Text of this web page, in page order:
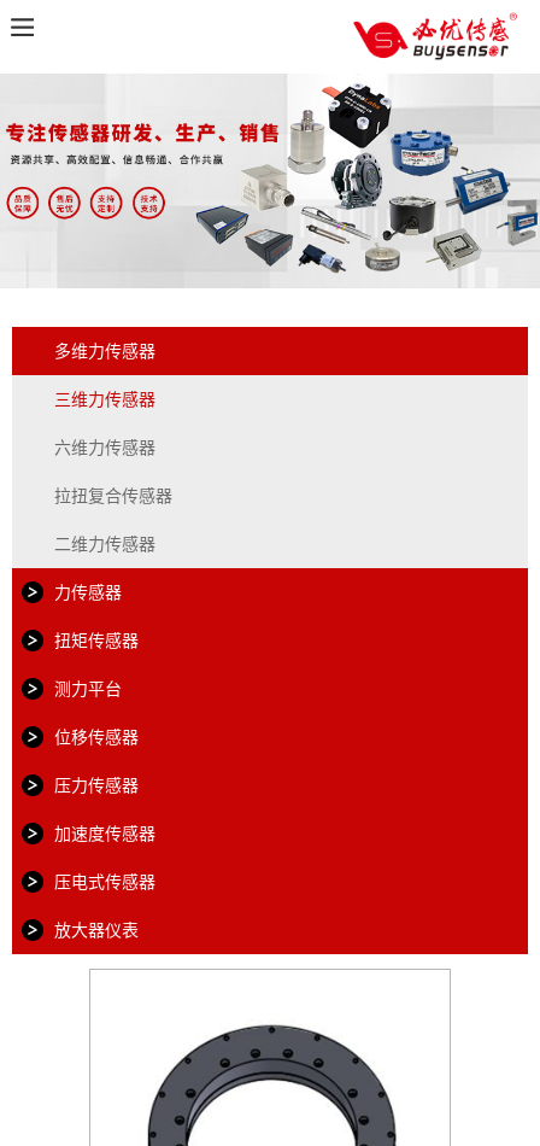
多维力传感器
三维力传感器
六维力传感器
拉扭复合传感器
二维力传感器
力传感器
扭矩传感器
测力平台
位移传感器
压力传感器
加速度传感器
压电式传感器
放大器仪表